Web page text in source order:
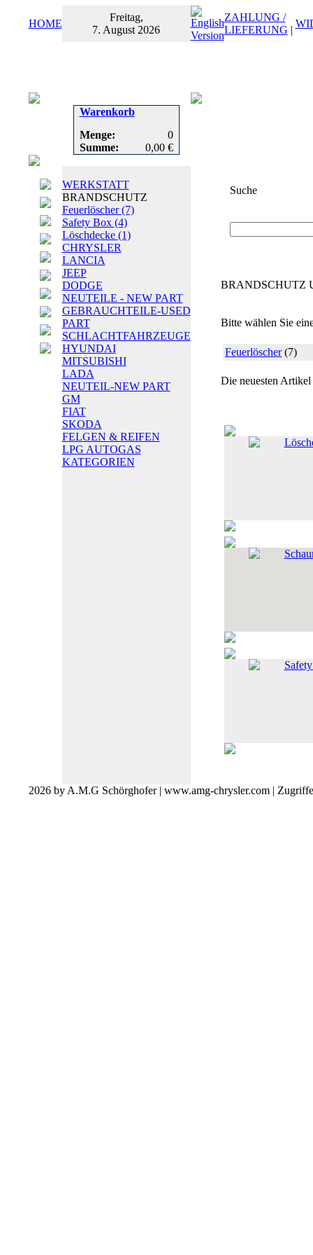
HOME
Freitag,
7. August 2026
ZAHLUNG /
LIEFERUNG |
Warenkorb
Menge:
0
Summe:
0,00 €
WERKSTATT
BRANDSCHUTZ
Feuerlöscher(7)
Safety Box (4)
Löschdecke (1)
CHRYSLER
LANCIA
JEEP
DODGE
NEUTEILE - NEW PART
GEBRAUCHTEILE-USED
PART
SCHLACHTFAHRZEUGE
HYUNDAI
MITSUBISHI
LADA
NEUTEIL-NEW PART
GM
FIAT
SKODA
FELGEN & REIFEN
LPG AUTOGAS
KATEGORIEN
Suche
BRANDSCHUTZ
Bitte wählen Sie
Feuerlöscher (7)
Die neuesten
2026 by A.M.G Schörghofer | www.amg-chrysler.com |